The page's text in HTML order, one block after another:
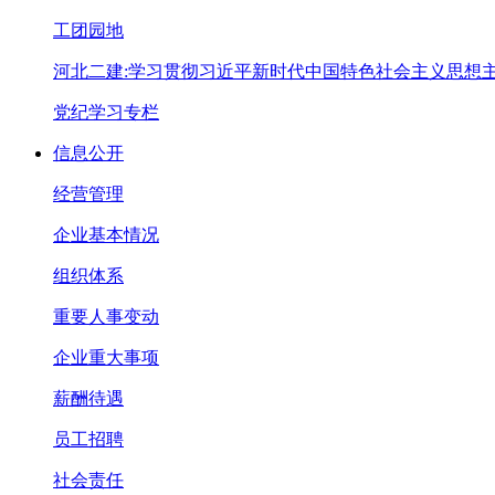
工团园地
河北二建:学习贯彻习近平新时代中国特色社会主义思想
党纪学习专栏
信息公开
经营管理
企业基本情况
组织体系
重要人事变动
企业重大事项
薪酬待遇
员工招聘
社会责任